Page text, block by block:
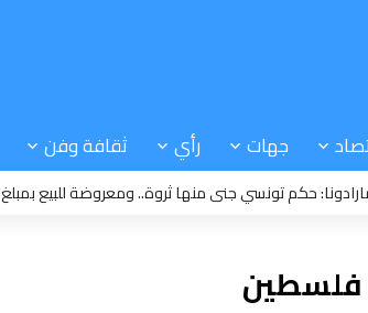
جهات رأي ثقافة وفن
حكم تونسي جنى منها ثروة.. ومعروضة للبيع بمبلغ خرافي
فلسطين